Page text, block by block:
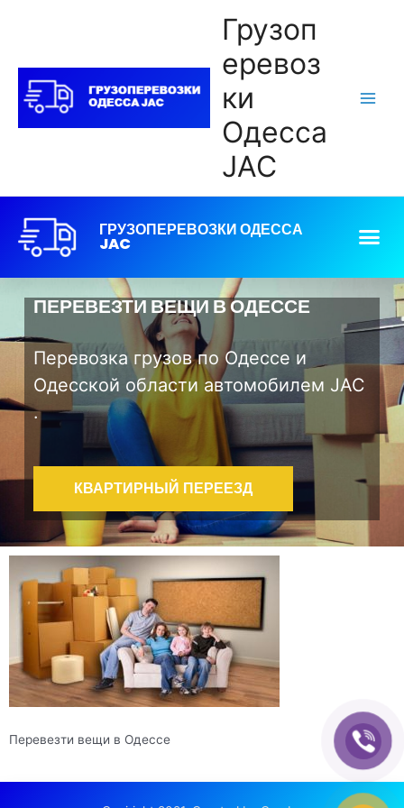
Грузоп
еревоз
ки
Одесса
JAC
ГРУЗОПЕРЕВОЗКИ ОДЕССА
JAC
ПЕРЕВЕЗТИ ВЕЩИ В ОДЕССЕ
Перевозка грузов по Одессе и
Одесской области автомобилем JAC
.
КВАРТИРНЫЙ ПЕРЕЕЗД
Перевезти вещи в Одессе